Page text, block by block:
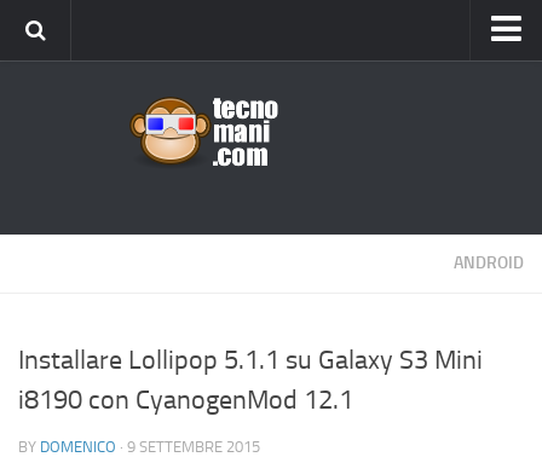
Cellulari
Gadget
Recensioni
ANDROID
Installare Lollipop 5.1.1 su Galaxy S3 Mini
i8190 con CyanogenMod 12.1
BY DOMENICO · 9 SETTEMBRE 2015